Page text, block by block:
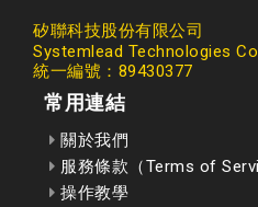
矽聯科技股份有限公司
Systemlead Technologies
統一編號：89430377
常用連結
關於我們
服務條款（Terms of
操作教學